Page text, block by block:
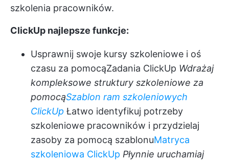
szkolenia pracowników.
ClickUp najlepsze funkcje:
Usprawnij swoje kursy szkoleniowe i oś
czasu za pomocąZadania ClickUp Wdrażaj
kompleksowe struktury szkoleniowe za
pomocąSzablon ram szkoleniowych
ClickUp Łatwo identyfikuj potrzeby
szkoleniowe pracowników i przydzielaj
zasoby za pomocą szablonuMatryca
szkoleniowa ClickUp Płynnie uruchamiaj